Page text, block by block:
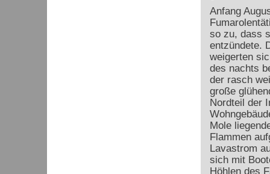
Anfang
so zu, dass
entzündete.
weigerten
des nachts
der rasch
große
Nordteil der
Mole
Flammen
Lavastrom
sich mit
Höhlen des